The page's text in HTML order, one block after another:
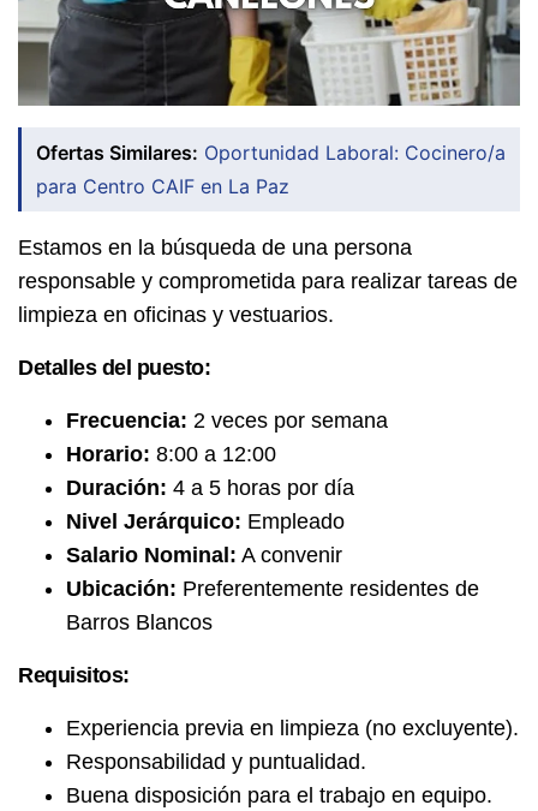
Ofertas Similares: Oportunidad Laboral: Cocinero/a
para Centro CAIF en La Paz
Estamos en la búsqueda de una persona
responsable y comprometida para realizar tareas de
limpieza en oficinas y vestuarios.
Detalles del puesto:
Frecuencia: 2 veces por semana
Horario: 8:00 a 12:00
Duración: 4 a 5 horas por día
Nivel Jerárquico: Empleado
Salario Nominal: A convenir
Ubicación: Preferentemente residentes de
Barros Blancos
Requisitos:
Experiencia previa en limpieza (no excluyente).
Responsabilidad y puntualidad.
Buena disposición para el trabajo en equipo.